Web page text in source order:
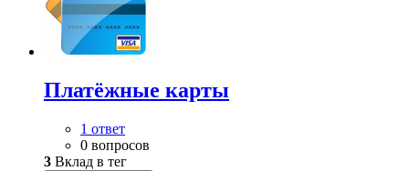
Платёжные карты
1 ответ
0 вопросов
3 Вклад в тег